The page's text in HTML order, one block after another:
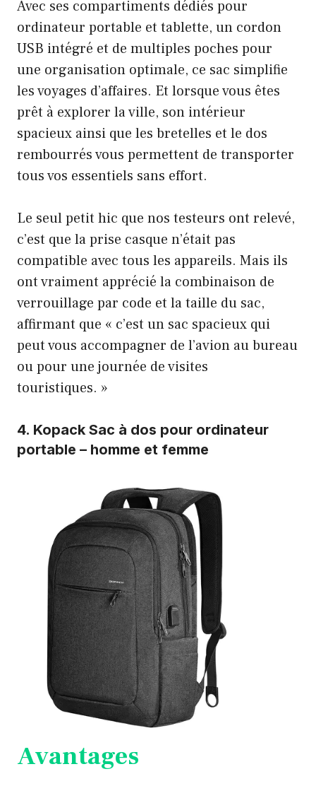
Avec ses compartiments dédiés pour
ordinateur portable et tablette, un cordon
USB intégré et de multiples poches pour
une organisation optimale, ce sac simplifie
les voyages d’affaires. Et lorsque vous êtes
prêt à explorer la ville, son intérieur
spacieux ainsi que les bretelles et le dos
rembourrés vous permettent de transporter
tous vos essentiels sans effort.
Le seul petit hic que nos testeurs ont relevé,
c’est que la prise casque n’était pas
compatible avec tous les appareils. Mais ils
ont vraiment apprécié la combinaison de
verrouillage par code et la taille du sac,
affirmant que « c’est un sac spacieux qui
peut vous accompagner de l’avion au bureau
ou pour une journée de visites
touristiques. »
4. Kopack Sac à dos pour ordinateur
portable – homme et femme
Avantages